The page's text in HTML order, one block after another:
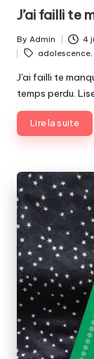
J’ai failli te
Posted
by
By Admin 4
Tags:
adolescence,
J'ai failli te
temps perdu.
Lire la suite